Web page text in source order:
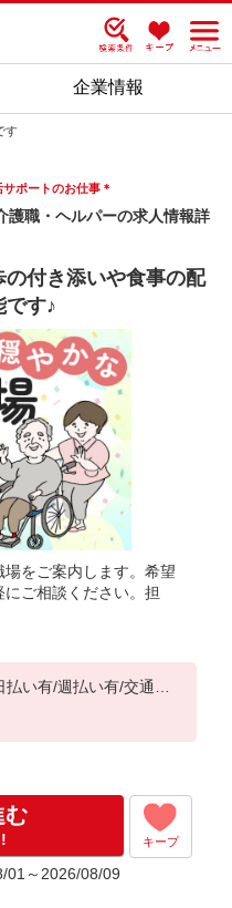
企業情報
す
ポートのお仕事＊
職・ヘルパーの求人情報詳
付き添いや食事の配
です♪
をご案内します。希望
ご相談ください。担
い有/週払い有/交通費
む
キープ
01～2026/08/09